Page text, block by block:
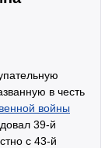
в честь
войны
39-й
с 43-й